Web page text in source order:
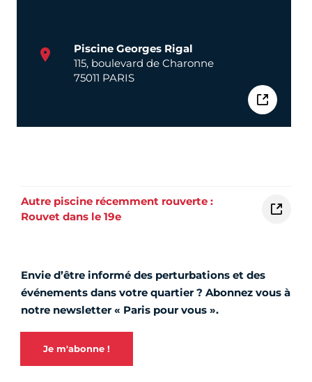
Piscine Georges Rigal
115, boulevard de Charonne
75011 PARIS
Autre piscine récemment rouverte :
Rouvet dans le 19e
Envie d’être informé des perturbations et des
événements dans votre quartier ? Abonnez vous à
notre newsletter « Paris pour vous ».
Je m'abonne !